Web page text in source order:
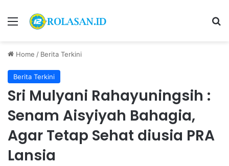
Menu
Home / Berita Terkini
Berita Terkini
Sri Mulyani Rahayuningsih :
Senam Aisyiyah Bahagia,
Agar Tetap Sehat diusia PRA
Lansia